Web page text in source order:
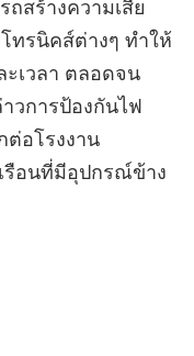
สร้างความเสีย
ทรนิคส์ต่างๆ ทำให้
เวลา ตลอดจน
วการป้องกันไฟ
ต่อโรงงาน
รือนที่มีอุปกรณ์ข้าง